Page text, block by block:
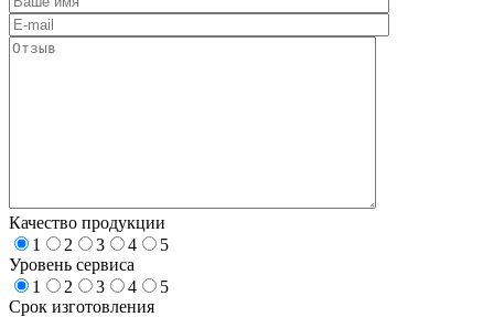
Качество продукции
1
2 3 4
5
Уровень сервиса
1
2 3 4
5
Срок изготовления